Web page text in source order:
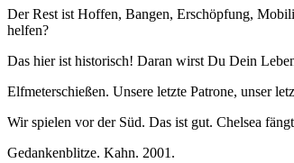
Der Rest ist Hoffen, Bangen, Erschöpfung,
helfen?
Das hier ist historisch! Daran wirst Du Dein
Elfmeterschießen. Unsere letzte Patrone, unser
Wir spielen vor der Süd. Das ist gut. Chelsea
Gedankenblitze. Kahn. 2001.